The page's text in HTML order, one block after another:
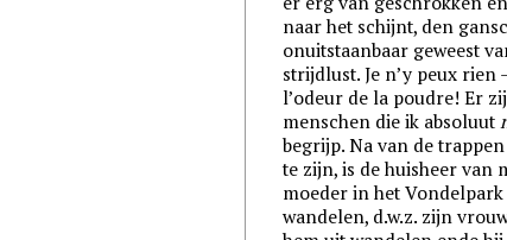
naar het schijnt, den
onuitstaanbaar geweest
strijdlust. Je n’y peux rien
l’odeur de la poudre! Er
menschen die ik absoluut
begrijp. Na van de
te zijn, is de huisheer van
moeder in het Vondelpark
wandelen, d.w.z. zijn